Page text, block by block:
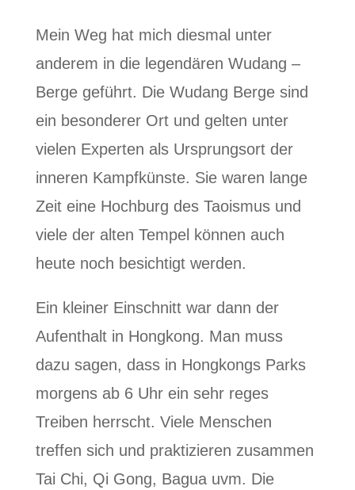
Mein Weg hat mich diesmal unter
anderem in die legendären Wudang –
Berge geführt. Die Wudang Berge sind
ein besonderer Ort und gelten unter
vielen Experten als Ursprungsort der
inneren Kampfkünste. Sie waren lange
Zeit eine Hochburg des Taoismus und
viele der alten Tempel können auch
heute noch besichtigt werden.
Ein kleiner Einschnitt war dann der
Aufenthalt in Hongkong. Man muss
dazu sagen, dass in Hongkongs Parks
morgens ab 6 Uhr ein sehr reges
Treiben herrscht. Viele Menschen
treffen sich und praktizieren zusammen
Tai Chi, Qi Gong, Bagua uvm. Die